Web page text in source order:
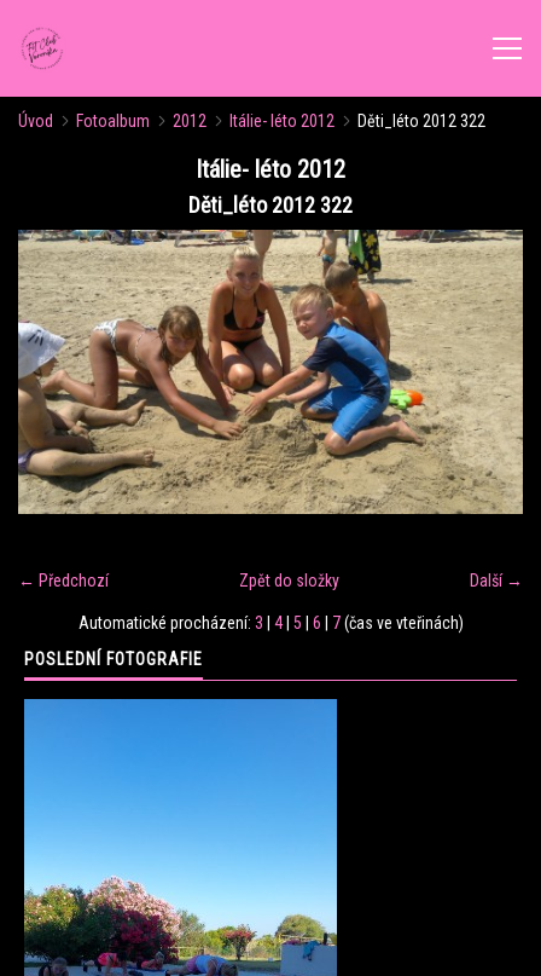
ROZVRH CVIČENÍ
KALENDÁŘ AKCÍ
FORMY CVIČENÍ
VÝŽIVOVÉ PORADENSTVÍ
FITNESS TRÉNINK
VERONIKA FRÁNOVÁ
FOTOALBUM
KE STAŽENÍ
Úvod Fotoalbum 2012 Itálie- léto 2012 Děti_léto 2012 322
Itálie- léto 2012
Děti_léto 2012 322
← Předchozí Další →
Zpět do složky
Automatické procházení: 3 4| 5 6 7(čas ve vteřinách)
POSLEDNÍ FOTOGRAFIE